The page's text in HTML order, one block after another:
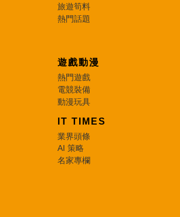
旅遊筍料
熱門話題
遊戲動漫
熱門遊戲
電競裝備
動漫玩具
IT TIMES
業界頭條
AI 策略
名家專欄